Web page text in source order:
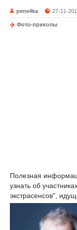
pene4ka 27-11-
Фото-приколы
Полезная
узнать об
экстрасенсов",